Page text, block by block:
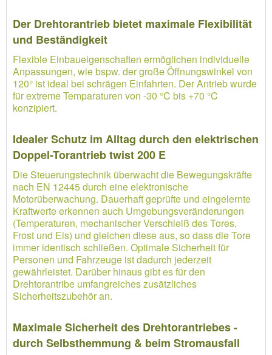
Der Drehtorantrieb bietet maximale Flexibilität
und Beständigkeit
Flexible Einbaueigenschaften ermöglichen individuelle
Anpassungen, wie bspw. der große Öffnungswinkel von
120° ist ideal bei schrägen Einfahrten. Der Antrieb wurde
für extreme Temparaturen von -30 °C bis +70 °C
konzipiert.
Idealer Schutz im Alltag durch den elektrischen
Doppel-Torantrieb twist 200 E
Die Steuerungstechnik überwacht die Bewegungskräfte
nach EN 12445 durch eine elektronische
Motorüberwachung. Dauerhaft geprüfte und eingelernte
Kraftwerte erkennen auch Umgebungsveränderungen
(Temperaturen, mechanischer Verschleiß des Tores,
Frost und Eis) und gleichen diese aus, so dass die Tore
immer identisch schließen. Optimale Sicherheit für
Personen und Fahrzeuge ist dadurch jederzeit
gewährleistet. Darüber hinaus gibt es für den
Drehtorantribe umfangreiches zusätzliches
Sicherheitszubehör an.
Maximale Sicherheit des Drehtorantriebes -
durch Selbsthemmung & beim Stromausfall